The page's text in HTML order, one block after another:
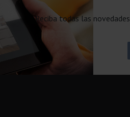
Reciba todas las